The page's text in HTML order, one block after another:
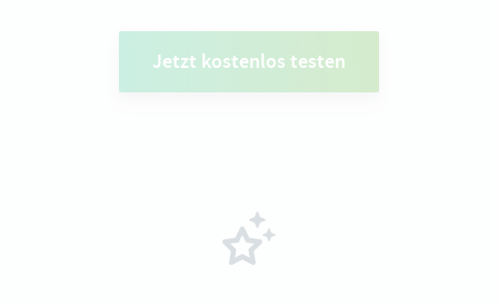
Jetzt kostenlos testen